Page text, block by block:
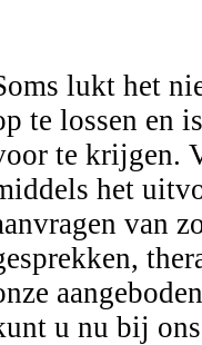
lukt het
te lossen en
te krijgen.
het
van
u nu bij